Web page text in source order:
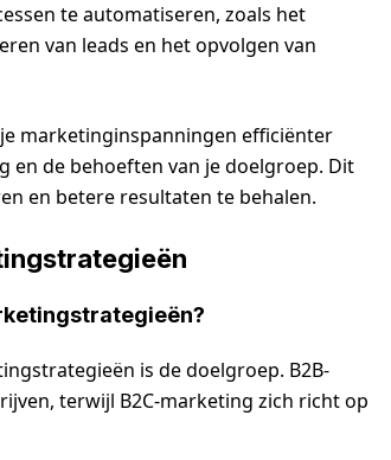
te automatiseren, zoals het
van leads en het opvolgen van
marketinginspanningen efficiënter
en de behoeften van je doelgroep. Dit
en betere resultaten te behalen.
is de doelgroep. B2B-
terwijl B2C-marketing zich richt op